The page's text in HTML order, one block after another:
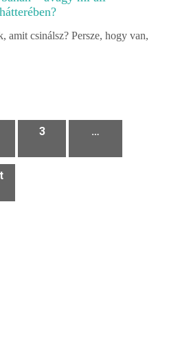
amit csinálsz? Persze, hogy van,
3 …